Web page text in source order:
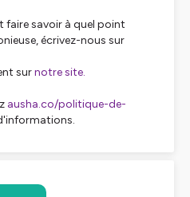
faire savoir à quel point
écrivez-nous sur
surnotre site.
ausha.co/politique-de-